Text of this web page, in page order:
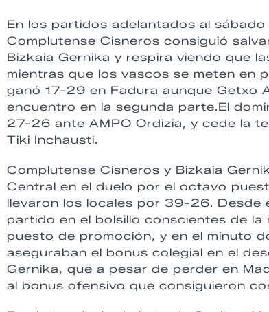
En los partidos adelantados al
Complutense Cisneros consiguió
Bizkaia Gernika y respira viendo que
mientras que los vascos se meten en
ganó 17-29 en Fadura aunque Getxo
encuentro en la segunda parte.El
27-26 ante AMPO Ordizia, y cede la
Tiki Inchausti.
Complutense Cisneros y Bizkaia
Central en el duelo por el octavo
llevaron los locales por 39-26. Desde
partido en el bolsillo conscientes de
puesto de promoción, y en el minuto
aseguraban el bonus colegial en el
Gernika, que a pesar de perder en
al bonus ofensivo que consiguieron